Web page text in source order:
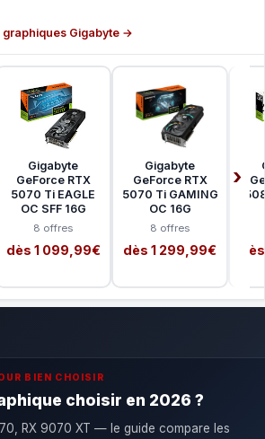
Gigabyte →
Gigabyte
GeForce RTX
5070 Ti EAGLE
OC SFF 16G
8 offres
dès 1 099,99€
Gigabyte
GeForce RTX
5070 Ti GAMING
OC 16G
8 offres
dès 1 299,99€
BIEN CHOISIR
choisir en 2026 ?
RX 9070 XT — le guide compare les